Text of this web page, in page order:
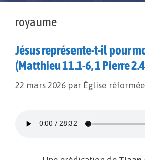
royaume
Jésus représente-t-il pour
(Matthieu 11.1-6, 1 Pierre
22 mars 2026 par Église